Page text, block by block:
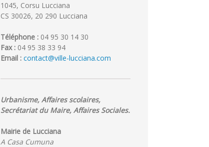
1045, Corsu Lucciana
CS 30026, 20 290 Lucciana
Téléphone : 04 95 30 14 30
Fax : 04 95 38 33 94
Email : contact@ville-lucciana.com
Urbanisme, Affaires scolaires,
Secrétariat du Maire, Affaires Sociales.
Mairie de Lucciana
A Casa Cumuna